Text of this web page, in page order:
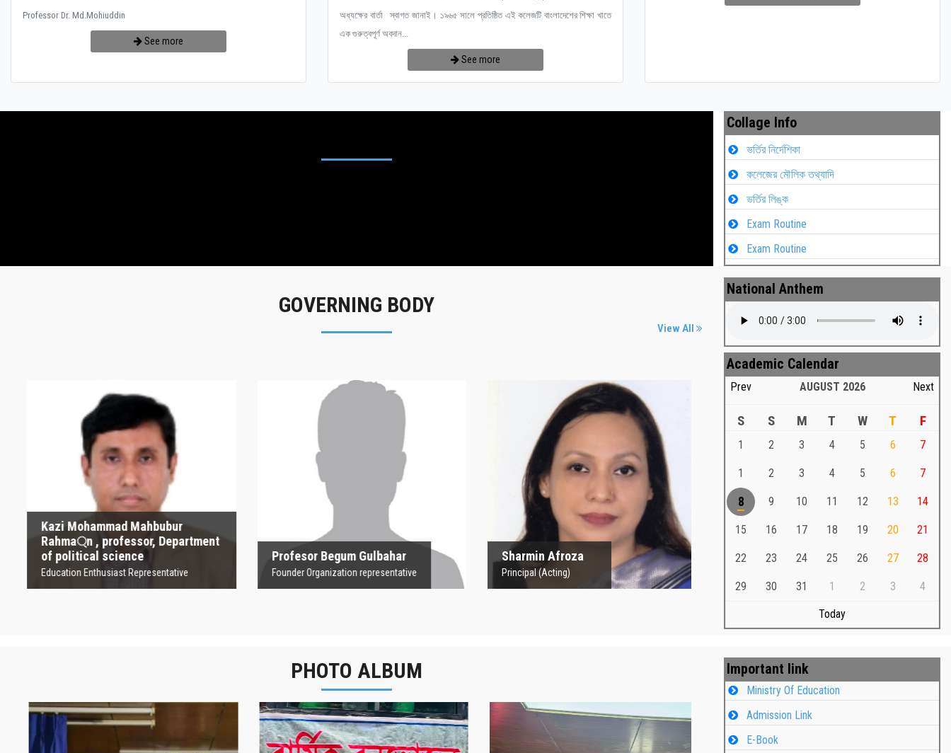
Professor Dr. Md.Mohiuddin
See more
অধ্যক্ষের বার্তা স্বাগত জানাই। ১৯৬৫ সালে প্রতিষ্ঠিত এই কলেজটি বাংলাদেশের শিক্ষা খাতে
এক গুরুত্বপূর্ণ অবদান...
See more
Collage Info
ভর্তির নির্দেশিকা
কলেজের মৌলিক তথ্যাদি
ভর্তির লিঙ্ক
Exam Routine
Exam Routine
GOVERNING BODY
View All
Kazi Mohammad Mahbubur
Rahma্‌n , professor, Department
of political science
Education Enthusiast Representative
Kazi Mohammad
Mahbubur Rahma্‌n ,
professor, Department
of political science
Education Enthusiast Representative
Profesor Begum Gulbahar
Founder Organization representative
Profesor Begum
Founder Organization representative
Sharmin Afroza
Principal (Acting)
Sharmin Afroza
Principal (Acting)
Md. Shafiullah Sarker
Md. Shafiullah Sarkar , Professor , Teacher
Teacher Representative
National Anthem
Academic Calendar
Prev AUGUST 2026 Next
S S M T W T F
1 2 3 4 5 6 7
1 2 3 4 5 6 7
8 9 10 11 12 13 14
15 16 17 18 19 20 21
22 23 24 25 26 27 28
29 30 31 1 2 3 4
Today
PHOTO ALBUM Important link
Ministry Of Education
Admission Link
E-Book